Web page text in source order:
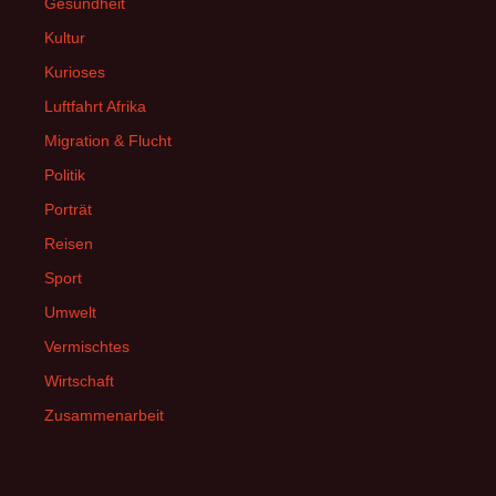
Kultur
Kurioses
Luftfahrt Afrika
Migration & Flucht
Politik
Porträt
Reisen
Sport
Umwelt
Vermischtes
Wirtschaft
Zusammenarbeit